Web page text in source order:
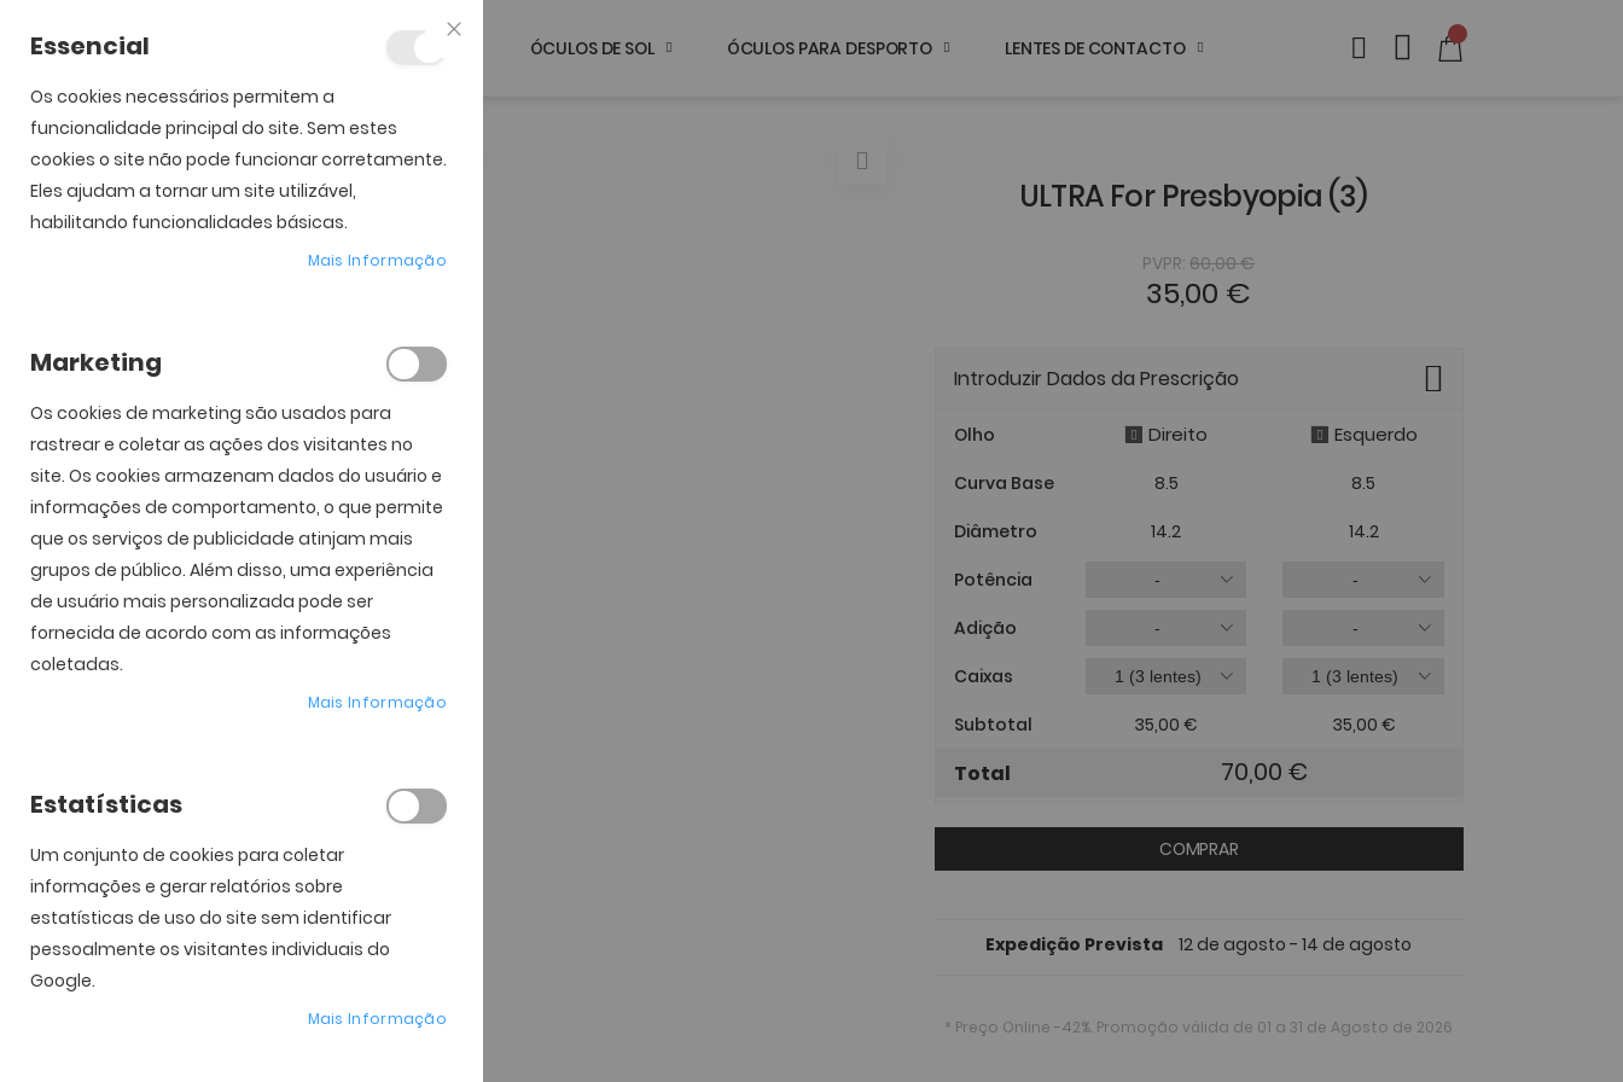
ÓCULOS DE SOL ÓCULOS PARA DESPORTO LENTES DE CONTACTO
Início ULTRA For Presbyopia (3)
Saltar para o final da
Galeria de imagens
Saltar para o início da
Galeria de imagens
ULTRA For Presbyopia (3)
PVPR:60,00 €
35,00 €
Introduzir Dados da Prescrição
Olho
Curva Base
Diâmetro
Potência
Adição
Caixas
Subtotal
Direito
8.5
14.2
35,00 €
Esquerdo
8.5
14.2
35,00 €
Total 70,00 €
COMPRAR
Expedição Prevista 12 de agosto - 14 de agosto
* Preço Online-42%. Promoção válida de 01 a 31 de Agosto de 2026
Essencial
Os cookies necessários permitem a
funcionalidade principal do site. Sem estes
cookies o site não pode funcionar corretamente.
Eles ajudam a tornar um site utilizável,
habilitando funcionalidades básicas.
Mais Informação
Marketing
Os cookies de marketing são usados ​​para
rastrear e coletar as ações dos visitantes no
site. Os cookies armazenam dados do usuário e
informações de comportamento, o que permite
que os serviços de publicidade atinjam mais
grupos de público. Além disso, uma experiência
de usuário mais personalizada pode ser
fornecida de acordo com as informações
coletadas.
Mais Informação
Estatísticas
Um conjunto de cookies para coletar
informações e gerar relatórios sobre
estatísticas de uso do site sem identificar
pessoalmente os visitantes individuais do
Google.
Mais Informação